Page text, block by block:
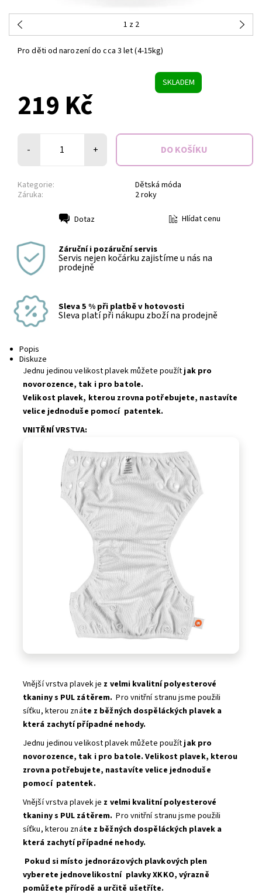
1 z 2
Pro děti od narození do cca 3 let (4-15kg)
SKLADEM
219 Kč
- +
Kategorie:
Dětská móda
Záruka:
2 roky
Dotaz Hlídat cenu
Záruční i pozáruční servis
Servis nejen kočárku zajistíme u nás na
prodejně
Sleva 5 % při platbě v hotovosti
Sleva platí při nákupu zboží na prodejně
Popis
Diskuze
Jednu jedinou velikost plavek můžete použít jak pro
novorozence, tak i pro batole.
Velikost plavek, kterou zrovna potřebujete, nastavíte
velice jednoduše pomocí patentek.
VNITŘNÍ VRSTVA:
Vnější vrstva plavek je z velmi kvalitní polyesterové
tkaniny s PUL zátěrem. Pro vnitřní stranu jsme použili
síťku, kterou znáte z běžných dospěláckých plavek a
která zachytí případné nehody.
Jednu jedinou velikost plavek můžete použít jak pro
novorozence, tak i pro batole. Velikost plavek, kterou
zrovna potřebujete, nastavíte velice jednoduše
pomocí patentek.
Vnější vrstva plavek je z velmi kvalitní polyesterové
tkaniny s PUL zátěrem. Pro vnitřní stranu jsme použili
síťku, kterou znáte z běžných dospěláckých plavek a
která zachytí případné nehody.
Pokud si místo jednorázových plavkových plen
vyberete jednovelikostní plavky XKKO, výrazně
pomůžete přírodě a určitě ušetříte.